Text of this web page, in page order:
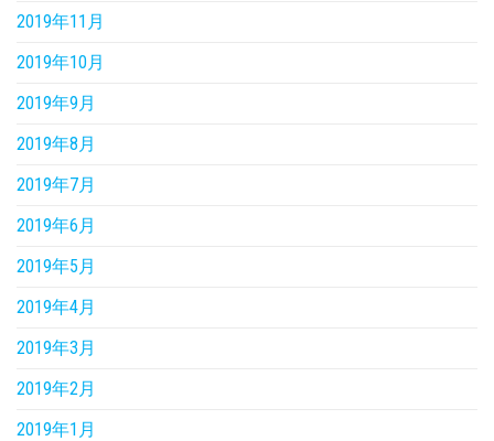
2019年11月
2019年10月
2019年9月
2019年8月
2019年7月
2019年6月
2019年5月
2019年4月
2019年3月
2019年2月
2019年1月